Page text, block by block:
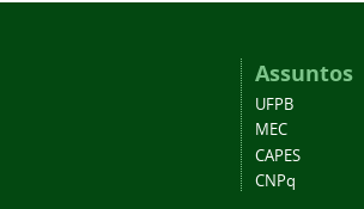
Assuntos
UFPB
MEC
CAPES
CNPq